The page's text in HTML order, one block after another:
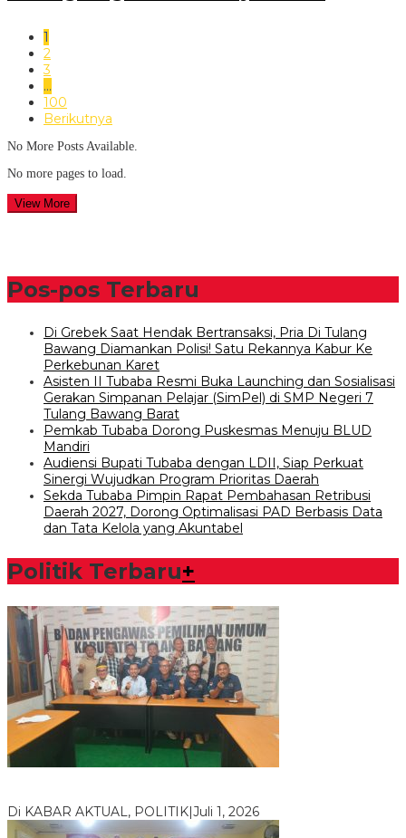
1
2
3
…
100
Berikutnya
No More Posts Available.
No more pages to load.
View More
Pos-pos Terbaru
Di Grebek Saat Hendak Bertransaksi, Pria Di Tulang
Bawang Diamankan Polisi! Satu Rekannya Kabur Ke
Perkebunan Karet
Asisten II Tubaba Resmi Buka Launching dan Sosialisasi
Gerakan Simpanan Pelajar (SimPel) di SMP Negeri 7
Tulang Bawang Barat
Pemkab Tubaba Dorong Puskesmas Menuju BLUD
Mandiri
Audiensi Bupati Tubaba dengan LDII, Siap Perkuat
Sinergi Wujudkan Program Prioritas Daerah
Sekda Tubaba Pimpin Rapat Pembahasan Retribusi
Daerah 2027, Dorong Optimalisasi PAD Berbasis Data
dan Tata Kelola yang Akuntabel
Politik Terbaru+
Di KABAR AKTUAL, POLITIK Juli 1, 2026